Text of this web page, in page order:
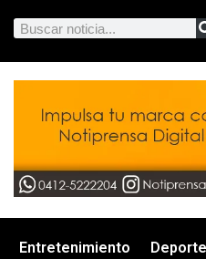
Entretenimiento